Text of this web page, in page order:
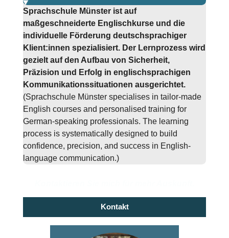
Sprachschule Münster ist auf
maßgeschneiderte Englischkurse und die
individuelle Förderung deutschsprachiger
Klient:innen spezialisiert. Der Lernprozess wird
gezielt auf den Aufbau von Sicherheit,
Präzision und Erfolg in englischsprachigen
Kommunikationssituationen ausgerichtet.
(Sprachschule Münster specialises in tailor-made
English courses and personalised training for
German-speaking professionals. The learning
process is systematically designed to build
confidence, precision, and success in English-
language communication.)
Kontakt